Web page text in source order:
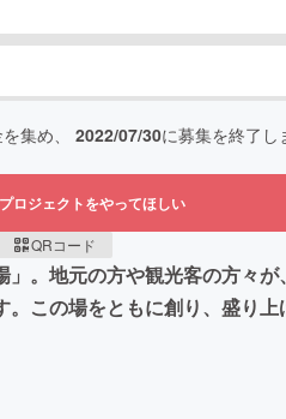
集め、 2022/07/30に募集を終了し
ロジェクトをやってほしい
QRコード
。地元の方や観光客の方々
この場をともに創り、盛り上